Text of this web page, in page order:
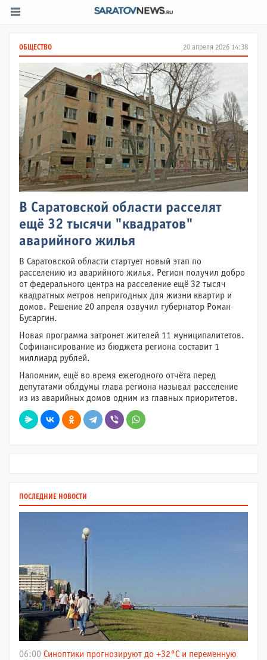
20 апреля 2026 14:38
ОБЩЕСТВО
В Саратовской области расселят
ещё 32 тысячи "квадратов"
аварийного жилья
В Саратовской области стартует новый этап по
расселению из аварийного жилья. Регион получил добро
от федерального центра на расселение ещё 32 тысяч
квадратных метров непригодных для жизни квартир и
домов. Решение 20 апреля озвучил губернатор Роман
Бусаргин.
Новая программа затронет жителей 11 муниципалитетов.
Софинансирование из бюджета региона составит 1
миллиард рублей.
Напомним, ещё во время ежегодного отчёта перед
депутатами облдумы глава региона называл расселение
из из аварийных домов одним из главных приоритетов.
ПОСЛЕДНИЕ НОВОСТИ
06:00 Синоптики прогнозируют до +32°C и переменную